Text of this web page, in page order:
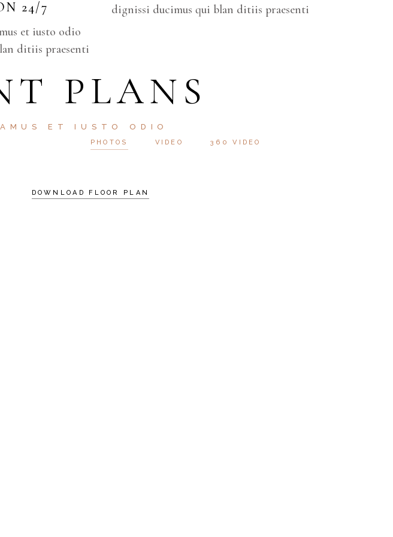
24/7
et iusto odio
ditiis praesenti
dignissi ducimus qui blan ditiis praesenti
PLANS
ET IUSTO ODIO
PHOTOS VIDEO 360 VIDEO
DOWNLOAD FLOOR PLAN